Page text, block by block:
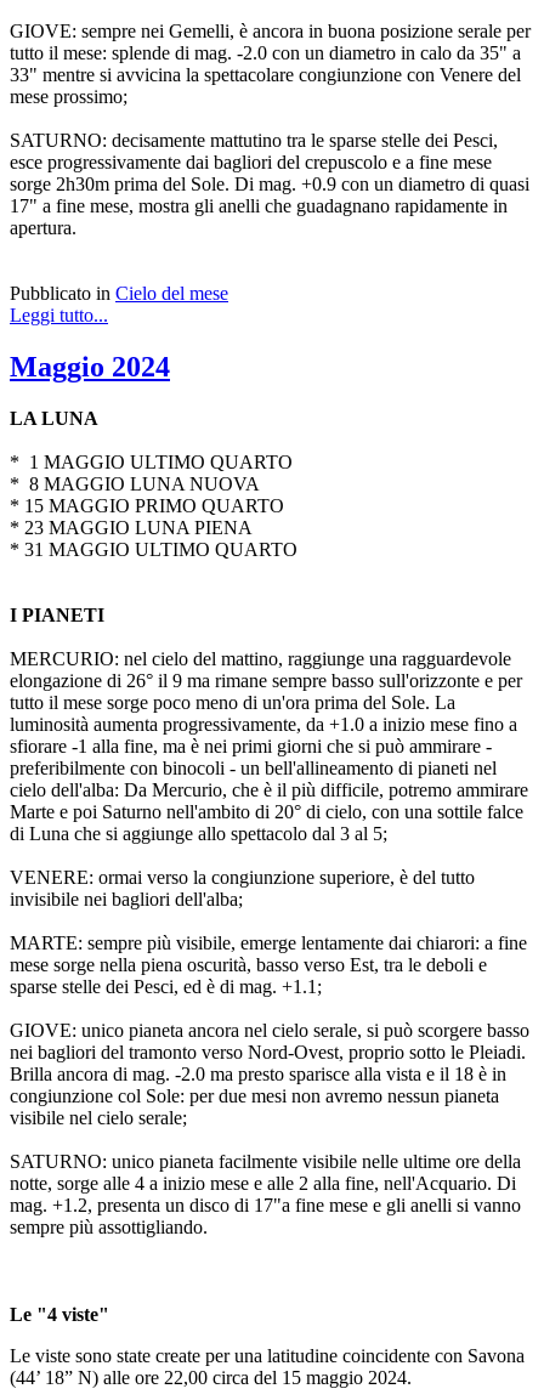
GIOVE: sempre nei Gemelli, è ancora in buona posizione serale per
tutto il mese: splende di mag. -2.0 con un diametro in calo da 35" a
33" mentre si avvicina la spettacolare congiunzione con Venere del
mese prossimo;
SATURNO: decisamente mattutino tra le sparse stelle dei Pesci,
esce progressivamente dai bagliori del crepuscolo e a fine mese
sorge 2h30m prima del Sole. Di mag. +0.9 con un diametro di quasi
17" a fine mese, mostra gli anelli che guadagnano rapidamente in
apertura.
Pubblicato in Cielo del mese
Leggi tutto...
Maggio 2024
LA LUNA
* 1 MAGGIO ULTIMO QUARTO
* 8 MAGGIO LUNA NUOVA
* 15 MAGGIO PRIMO QUARTO
* 23 MAGGIO LUNA PIENA
* 31 MAGGIO ULTIMO QUARTO
I PIANETI
MERCURIO: nel cielo del mattino, raggiunge una ragguardevole
elongazione di 26° il 9 ma rimane sempre basso sull'orizzonte e per
tutto il mese sorge poco meno di un'ora prima del Sole. La
luminosità aumenta progressivamente, da +1.0 a inizio mese fino a
sfiorare -1 alla fine, ma è nei primi giorni che si può ammirare -
preferibilmente con binocoli - un bell'allineamento di pianeti nel
cielo dell'alba: Da Mercurio, che è il più difficile, potremo ammirare
Marte e poi Saturno nell'ambito di 20° di cielo, con una sottile falce
di Luna che si aggiunge allo spettacolo dal 3 al 5;
VENERE: ormai verso la congiunzione superiore, è del tutto
invisibile nei bagliori dell'alba;
MARTE: sempre più visibile, emerge lentamente dai chiarori: a fine
mese sorge nella piena oscurità, basso verso Est, tra le deboli e
sparse stelle dei Pesci, ed è di mag. +1.1;
GIOVE: unico pianeta ancora nel cielo serale, si può scorgere basso
nei bagliori del tramonto verso Nord-Ovest, proprio sotto le Pleiadi.
Brilla ancora di mag. -2.0 ma presto sparisce alla vista e il 18 è in
congiunzione col Sole: per due mesi non avremo nessun pianeta
visibile nel cielo serale;
SATURNO: unico pianeta facilmente visibile nelle ultime ore della
notte, sorge alle 4 a inizio mese e alle 2 alla fine, nell'Acquario. Di
mag. +1.2, presenta un disco di 17"a fine mese e gli anelli si vanno
sempre più assottigliando.
Le "4 viste"
Le viste sono state create per una latitudine coincidente con Savona
(44’ 18” N) alle ore 22,00 circa del 15 maggio 2024.